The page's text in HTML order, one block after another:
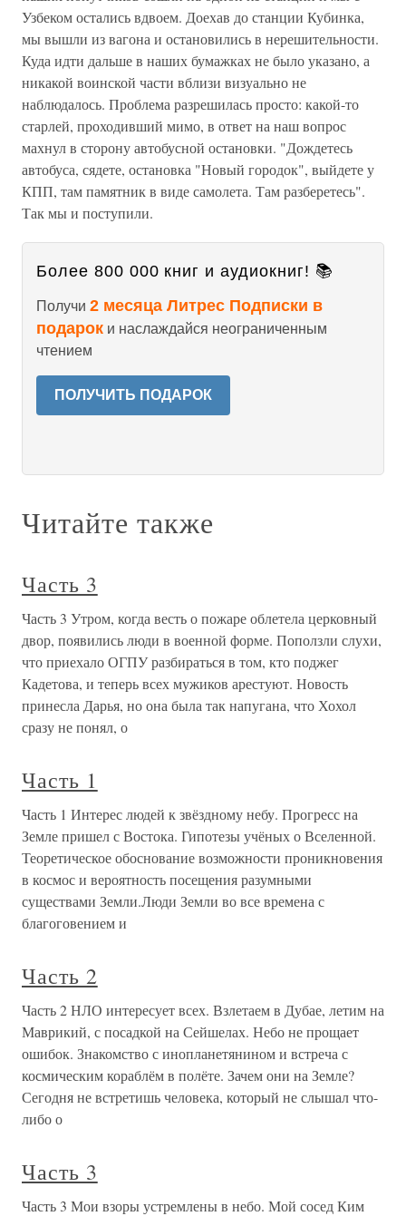
Узбеком остались вдвоем. Доехав до станции Кубинка,
мы вышли из вагона и остановились в нерешительности.
Куда идти дальше в наших бумажках не было указано, а
никакой воинской части вблизи визуально не
наблюдалось. Проблема разрешилась просто: какой-то
старлей, проходивший мимо, в ответ на наш вопрос
махнул в сторону автобусной остановки. "Дождетесь
автобуса, сядете, остановка "Новый городок", выйдете у
КПП, там памятник в виде самолета. Там разберетесь".
Так мы и поступили.
Более 800 000 книг и аудиокниг! 📚
Получи 2 месяца Литрес Подписки в
подарок и наслаждайся неограниченным
чтением
ПОЛУЧИТЬ ПОДАРОК
Читайте также
Часть 3
Часть 3 Утром, когда весть о пожаре облетела церковный
двор, появились люди в военной форме. Поползли слухи,
что приехало ОГПУ разбираться в том, кто поджег
Кадетова, и теперь всех мужиков арестуют. Новость
принесла Дарья, но она была так напугана, что Хохол
сразу не понял, о
Часть 1
Часть 1 Интерес людей к звёздному небу. Прогресс на
Земле пришел с Востока. Гипотезы учёных о Вселенной.
Теоретическое обоснование возможности проникновения
в космос и вероятность посещения разумными
существами Земли.Люди Земли во все времена с
благоговением и
Часть 2
Часть 2 НЛО интересует всех. Взлетаем в Дубае, летим на
Маврикий, с посадкой на Сейшелах. Небо не прощает
ошибок. Знакомство с инопланетянином и встреча с
космическим кораблём в полёте. Зачем они на Земле?
Сегодня не встретишь человека, который не слышал что-
либо о
Часть 3
Часть 3 Мои взоры устремлены в небо. Мой сосед Ким